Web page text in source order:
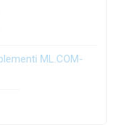
ML.COM-